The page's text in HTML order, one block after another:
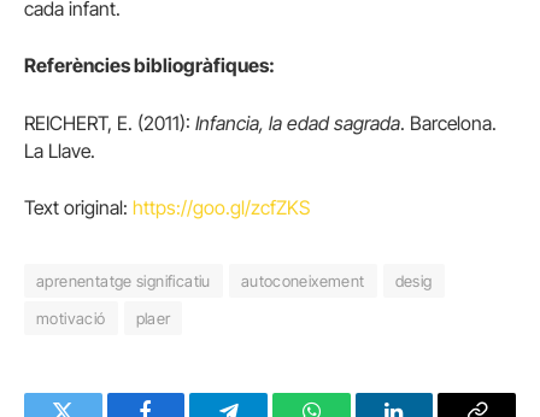
cada infant.
Referències bibliogràfiques:
REICHERT, E. (2011): Infancia, la edad sagrada. Barcelona.
La Llave.
Text original: https://goo.gl/zcfZKS
aprenentatge significatiu autoconeixement
desig
motivació
plaer